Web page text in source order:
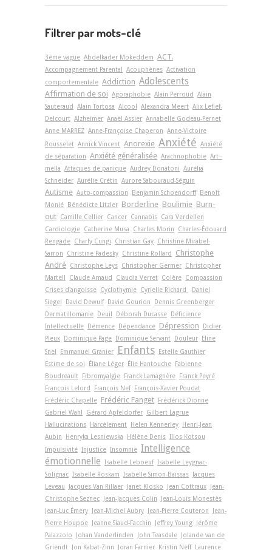
Filtrer par mots-clé
3ème vague Abdelkader Mokeddem ACT.
Accompagnement Parental Acouphènes Activation
comportementale Addiction Adolescents
Affirmation de soi Agoraphobie Alain Perroud Alain
Sauteraud Alain Tortosa Alcool Alexandra Meert Alix Lefief-
Delcourt Alzheimer Anaël Assier Annabelle Godeau-Pernet
Anne MARREZ Anne-Françoise Chaperon Anne-Victoire
Rousselet Annick Vincent Anorexie Anxiété Anxiété
de séparation Anxiété généralisée Arachnophobie Art-­
mella Attaques de panique Audrey Donatoni Aurélia
Schneider Aurélie Crétin Aurore Sabouraud-Séguin
Autisme Auto-compassion Benjamin Schoendorff Benoît
Monié Bénédicte Litzler Borderline Boulimie Burn-
out Camille Cellier Cancer Cannabis Cara Verdellen
Cardiologie Catherine Musa Charles Morin
Charles-Édouard
Rengade Charly Cungi Christian Gay Christine Mirabel-
Sarron
Christine Padesky Christine Rollard
Christophe
André Christophe Leys Christopher Germer Christopher
Martell
Claude Arnaud Claudia Verret Colère Compassion
Crises d'angoisse Cyclothymie Cyrielle Richard
Daniel
Siegel
David Dewulf David Gourion
Dennis Greenberger
Dermatillomanie Deuil Déborah Ducasse Déficience
Intellectuelle Démence Dépendance Dépression
Didier
Pleux Dominique Page Dominique Servant Douleur Eline
Snel
Emmanuel Granier Enfants Estelle Gauthier
Estime de soi
Éliane Léger Élie Hantouche Fabienne
Boudreault Fibromyalgie Franck Lamagnère Franck Peyré
François Lelord
François Nef François-Xavier Poudat
Frédéric Chapelle Frédéric Fanget Frédérick Dionne
Gabriel Wahl
Gérard Apfeldorfer Gilbert Lagrue
Hallucinations Harcèlement Helen Kennerley Henri-Jean
Aubin
Henryka Lesniewska Hélène Denis Ilios Kotsou
Impulsivité Injustice Insomnie Intelligence
émotionnelle Isabelle Leboeuf Isabelle Leygnac-
Solignac Isabelle Roskam Isabelle Simon-Baïssas Jacques
Leveau
Jacques Van Rillaer Janet Klosko Jean Cottraux Jean-
Christophe Seznec Jean-Jacques Colin
Jean-Louis Monestès
Jean-Luc Émery Jean-Michel Aubry Jean-Pierre Couteron
Jean-
Pierre Houppe Jeanne Siaud-Facchin Jeffrey Young Jérôme
Palazzolo
Johan Vanderlinden John Teasdale Jolande van de
Griendt Jon Kabat-Zinn Joran Farnier Kristin Neff Laurence